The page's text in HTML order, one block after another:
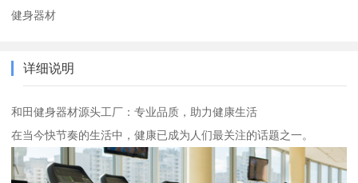
健身器材
详细说明
和田健身器材源头工厂：专业品质，助力健康生活
在当今快节奏的生活中，健康已成为人们最关注的话题之一。